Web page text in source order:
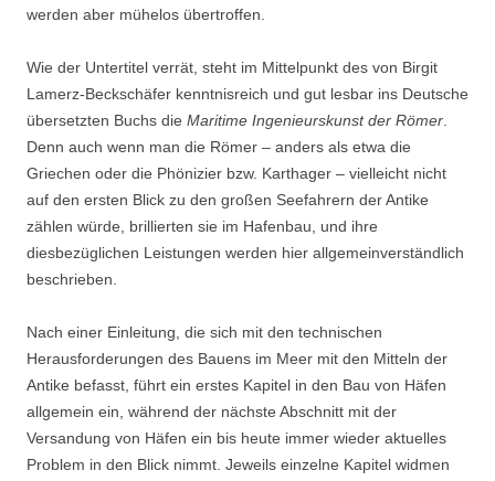
werden aber mühelos übertroffen.
Wie der Untertitel verrät, steht im Mittelpunkt des von Birgit
Lamerz-Beckschäfer kenntnisreich und gut lesbar ins Deutsche
übersetzten Buchs die Maritime Ingenieurskunst der Römer
Denn auch wenn man die Römer – anders als etwa die
Griechen oder die Phönizier bzw. Karthager – vielleicht nicht
auf den ersten Blick zu den großen Seefahrern der Antike
zählen würde, brillierten sie im Hafenbau, und ihre
diesbezüglichen Leistungen werden hier allgemeinverständlich
beschrieben.
Nach einer Einleitung, die sich mit den technischen
Herausforderungen des Bauens im Meer mit den Mitteln der
Antike befasst, führt ein erstes Kapitel in den Bau von Häfen
allgemein ein, während der nächste Abschnitt mit der
Versandung von Häfen ein bis heute immer wieder aktuelles
Problem in den Blick nimmt. Jeweils einzelne Kapitel widmen